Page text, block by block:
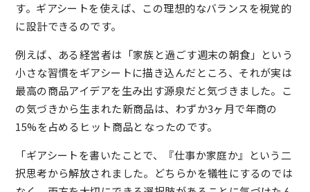
す。ギアシートを使えば、この理想的なバランスを視覚的
に設計できるのです。
例えば、ある経営者は「家族と過ごす週末の朝食」という
小さな習慣をギアシートに描き込んだところ、それが実は
最高の商品アイデアを生み出す源泉だと気づきました。こ
の気づきから生まれた新商品は、わずか3ヶ月で年商の
15%を占めるヒット商品となったのです。
「ギアシートを書いたことで、『仕事か家庭か』という二
択思考から解放されました。どちらかを犠牲にするのでは